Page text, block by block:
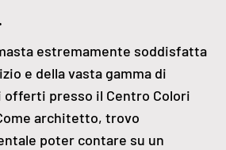
estremamente soddisfatta
e della vasta gamma di
presso il Centro Colori
architetto, trovo
poter contare su un